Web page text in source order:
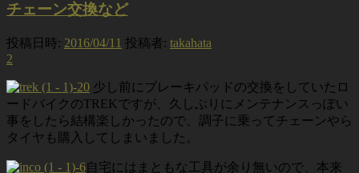
チェーン交換など
投稿日時: 2016/04/11 投稿者: takahata
2
少し前にブレーキパッドの交換をしていたロ
ードバイクのTREKですが、久しぶりにメンテナンスっぽい
事をしたら結構楽しかったので、調子に乗ってチェーンやら
タイヤも購入してしまいました。
自宅にはまともな工具が余り無いので、本来